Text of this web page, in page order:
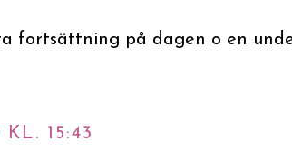
fortsättning på dagen o en
15:43